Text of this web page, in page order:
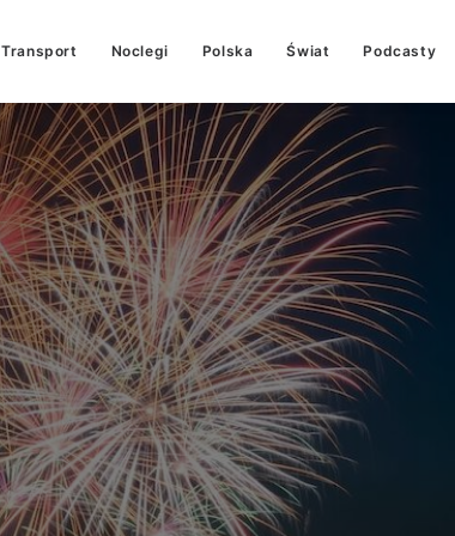
Transport Noclegi Polska Świat Podcasty